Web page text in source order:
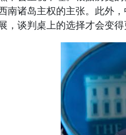
南诸岛主权的主张。此外
，谈判桌上的选择才会变得